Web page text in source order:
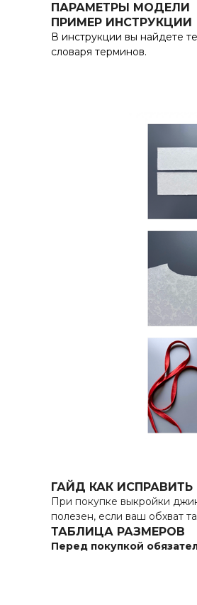
ПАРАМЕТРЫ МОДЕЛИ
ПРИМЕР ИНСТРУКЦИИ
В инструкции вы найдете
словаря терминов.
ГАЙД КАК
При покупке выкройки
полезен, если ваш обхват
ТАБЛИЦА РАЗМЕРОВ
Перед покупкой